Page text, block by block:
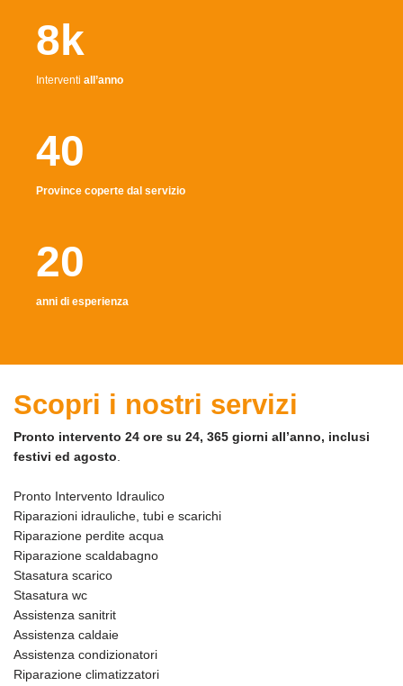
8k
Interventi all’anno
40
Province coperte dal servizio
20
anni di esperienza
Scopri i nostri servizi
Pronto intervento 24 ore su 24, 365 giorni all’anno, inclusi
festivi ed agosto
Pronto Intervento Idraulico
Riparazioni idrauliche, tubi e scarichi
Riparazione perdite acqua
Riparazione scaldabagno
Stasatura scarico
Stasatura wc
Assistenza sanitrit
Assistenza caldaie
Assistenza condizionatori
Riparazione climatizzatori